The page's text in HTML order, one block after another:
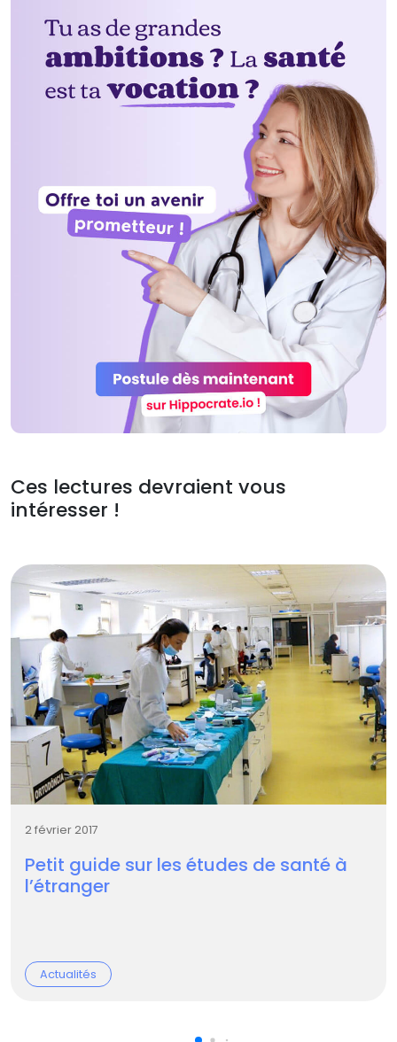
Ces lectures devraient vous
intéresser !
2 février 2017
Petit guide sur les études de santé à
l’étranger
Actualités